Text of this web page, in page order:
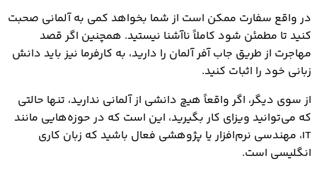
در واقع سفارت ممکن است از شما بخواهد کمی به آلمانی صحبت
کنید تا مطمئن شود کاملاً ناآشنا نیستید. همچنین اگر قصد
مهاجرت از طریق جاب آفر آلمان را دارید، به کارفرما نیز باید دانش
زبانی خود را اثبات کنید.
از سوی دیگر، اگر واقعاً هیچ دانشی از آلمانی ندارید، تنها حالتی
که می‌توانید ویزای کار بگیرید، این است که در حوزه‌هایی مانند
IT، مهندسی نرم‌افزار یا پژوهشی فعال باشید که زبان کاری
انگلیسی است.